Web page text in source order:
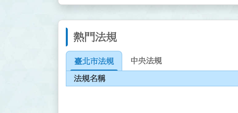
熱門法規
臺北市法規
法規名稱
中央法規